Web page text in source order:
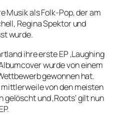
Musik als Folk-Pop, der am
Regina Spektor und
wurde.
ihre erste EP ‚Laughing
wurde von einem
gewonnen hat.
mittlerweile von den meisten
und ‚Roots‘ gilt nun